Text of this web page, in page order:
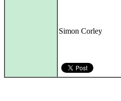
Simon Corley